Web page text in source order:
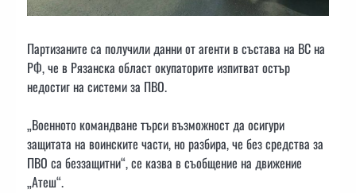
Партизаните са получили данни от агенти в състава на ВС на
РФ, че в Рязанска област окупаторите изпитват остър
недостиг на системи за ПВО.
„Военното командване търси възможност да осигури
защитата на воинските части, но разбира, че без средства за
ПВО са беззащитни“, се казва в съобщение на движение
„Атеш“.